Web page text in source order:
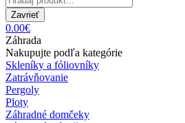
Zavrieť
0.00€
Záhrada
Nakupujte podľa kategórie
Skleníky a fóliovníky
Zatrávňovanie
Pergoly
Ploty
Záhradné domčeky